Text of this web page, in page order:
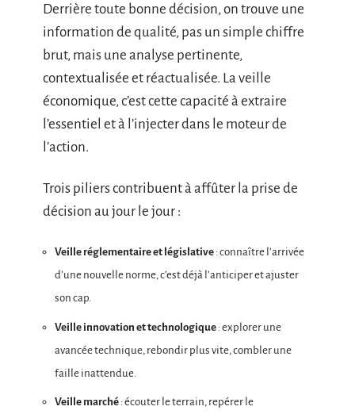
Derrière toute bonne décision, on trouve une
information de qualité, pas un simple chiffre
brut, mais une analyse pertinente,
contextualisée et réactualisée. La veille
économique, c’est cette capacité à extraire
l’essentiel et à l’injecter dans le moteur de
l’action.
Trois piliers contribuent à affûter la prise de
décision au jour le jour :
Veille réglementaire et législative : connaître l’arrivée
d’une nouvelle norme, c’est déjà l’anticiper et ajuster
son cap.
Veille innovation et technologique : explorer une
avancée technique, rebondir plus vite, combler une
faille inattendue.
Veille marché : écouter le terrain, repérer le